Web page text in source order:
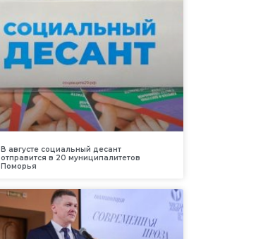
В августе социальный десант
отправится в 20 муниципалитетов
Поморья